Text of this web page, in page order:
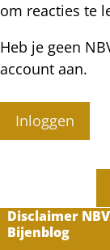
om reacties te
Heb je geen
account aan.
Inloggen
Disclaimer
Bijenblog